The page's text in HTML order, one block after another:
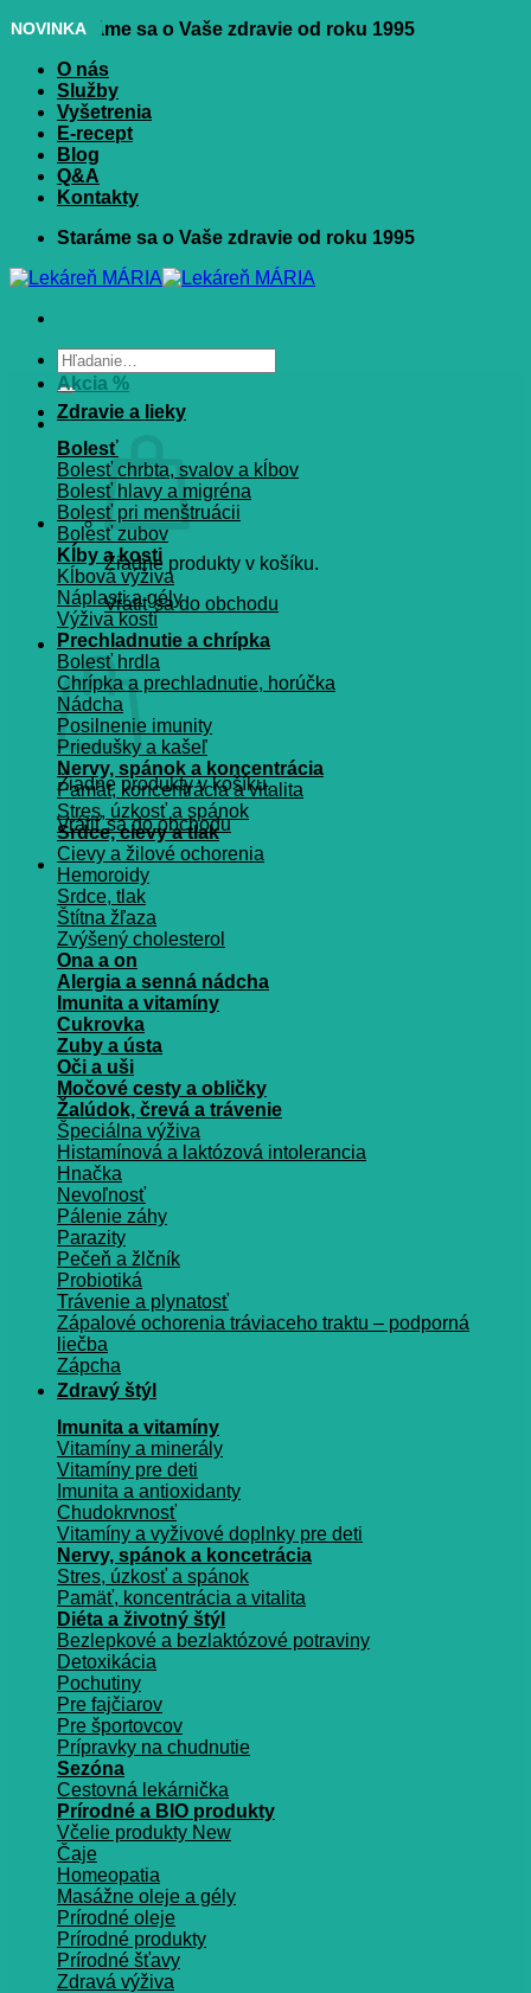
Skip
content
Staráme sa o Vaše zdravie od roku 1995
O nás
Služby
Vyšetrenia
E-recept
Blog
Q&A
Kontakty
Staráme sa o Vaše zdravie od roku 1995
Hľadať:
Žiadne produkty v košíku.
Vrátiť sa do obchodu
Košík
Žiadne produkty v košíku.
Vrátiť sa do obchodu
Akcia %
Zdravie a lieky
Bolesť
Bolesť chrbta, svalov a kĺbov
Bolesť hlavy a migréna
Bolesť pri menštruácii
Bolesť zubov
Kĺby a kosti
Kĺbová výživa
Náplasti a gély
Výživa kostí
Prechladnutie a chrípka
Bolesť hrdla
Chrípka a prechladnutie, horúčka
Nádcha
Posilnenie imunity
Priedušky a kašeľ
Nervy, spánok a koncentrácia
Pamät, koncentrácia a vitalita
Stres, úzkosť a spánok
Srdce, cievy a tlak
Cievy a žilové ochorenia
Hemoroidy
Srdce, tlak
Štítna žľaza
Zvýšený cholesterol
Ona a on
Alergia a senná nádcha
Imunita a vitamíny
Cukrovka
Zuby a ústa
Oči a uši
Močové cesty a obličky
Žalúdok, črevá a trávenie
Špeciálna výživa
Histamínová a laktózová intolerancia
Hnačka
Nevoľnosť
Pálenie záhy
Parazity
Pečeň a žlčník
Probiotiká
Trávenie a plynatosť
Zápalové ochorenia tráviaceho traktu – podporná
liečba
Zápcha
Zdravý štýl
Imunita a vitamíny
Vitamíny a minerály
Vitamíny pre deti
Imunita a antioxidanty
Chudokrvnosť
Vitamíny a vyživové doplnky pre deti
Nervy, spánok a koncetrácia
Stres, úzkosť a spánok
Pamäť, koncentrácia a vitalita
Diéta a životný štýl
Bezlepkové a bezlaktózové potraviny
Detoxikácia
Pochutiny
Pre fajčiarov
Pre športovcov
Prípravky na chudnutie
Sezóna
Cestovná lekárnička
Prírodné a BIO produkty
Včelie produkty
Čaje
Homeopatia
Masážne oleje a gély
Prírodné oleje
Prírodné produkty
Prírodné šťavy
Zdravá výživa
NOVINKA